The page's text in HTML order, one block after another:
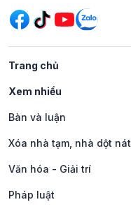
Trang chủ
Xem nhiều
Bàn và luận
Xóa nhà tạm, nhà dột nát
Văn hóa - Giải trí
Pháp luật